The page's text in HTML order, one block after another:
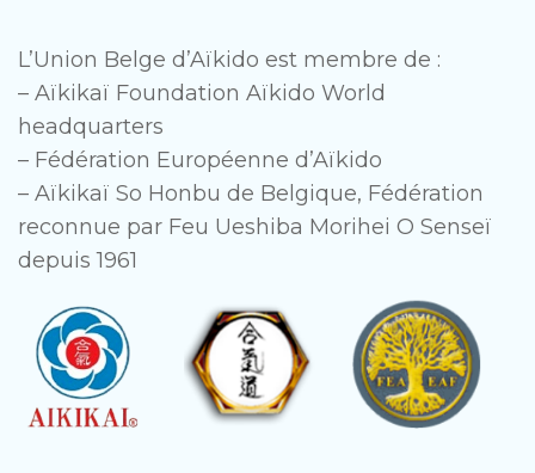
L’Union Belge d’Aïkido est membre de :
– Aïkikaï Foundation Aïkido World
headquarters
– Fédération Européenne d’Aïkido
– Aïkikaï So Honbu de Belgique, Fédération
reconnue par Feu Ueshiba Morihei O Senseï
depuis 1961